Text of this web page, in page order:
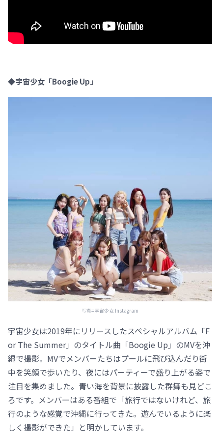
◆宇宙少女「Boogie Up」
写真=宇宙少女 Instagram
宇宙少女は2019年にリリースしたスペシャルアルバム「F
or The Summer」のタイトル曲「Boogie Up」のMVを沖
縄で撮影。MVでメンバーたちはプールに飛び込んだり街
中を笑顔で歩いたり、夜にはパーティーで盛り上がる姿で
注目を集めました。青い海を背景に披露した群舞も見どこ
ろです。メンバーはある番組で「旅行ではないけれど、旅
行のような感覚で沖縄に行ってきた。遊んでいるように楽
しく撮影ができた」と明かしています。